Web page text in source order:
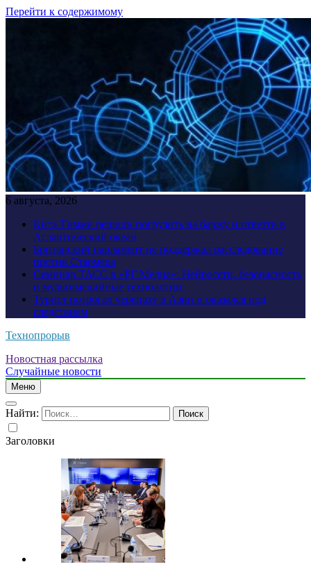
Перейти к содержимому
6 августа, 2026
Кита Тимми решили погрузить на баржу и отвезти в
Атлантический океан
Британский парламент не поддержал расследование
против Стармера
Семинар ТАСС в «РГ Медиа»: Нейросети, безопасность
и мультимедийные технологии
Турист потрогал черепаху в Азии и оказался под
следствием
Технопрорыв
Новостная рассылка
Случайные новости
Меню
Найти:
Заголовки